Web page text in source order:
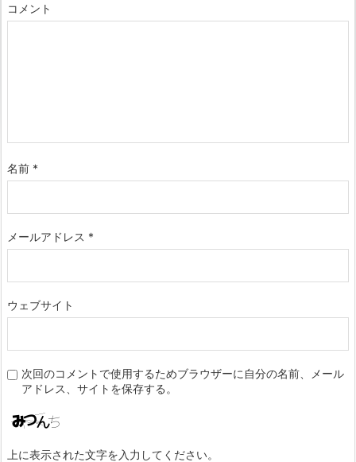
コメント
名前 *
メールアドレス *
ウェブサイト
次回のコメントで使用するためブラウザーに自分の名前、メール
アドレス、サイトを保存する。
上に表示された文字を入力してください。